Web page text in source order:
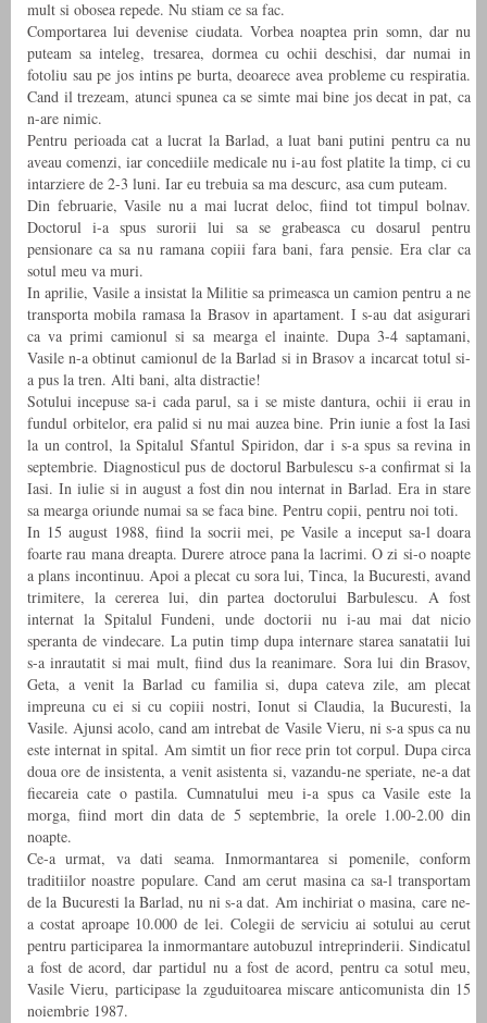
mult si obosea repede. Nu stiam ce sa fac.
Comportarea lui devenise ciudata. Vorbea noaptea prin somn, dar nu
puteam sa inteleg, tresarea, dormea cu ochii deschisi, dar numai in
fotoliu sau pe jos intins pe burta, deoarece avea probleme cu respiratia.
Cand il trezeam, atunci spunea ca se simte mai bine jos decat in pat, ca
n-are nimic.
Pentru perioada cat a lucrat la Barlad, a luat bani putini pentru ca nu
aveau comenzi, iar concediile medicale nu i-au fost platite la timp, ci cu
intarziere de 2-3 luni. Iar eu trebuia sa ma descurc, asa cum puteam.
Din februarie, Vasile nu a mai lucrat deloc, fiind tot timpul bolnav.
Doctorul i-a spus surorii lui sa se grabeasca cu dosarul pentru
pensionare ca sa nu ramana copiii fara bani, fara pensie. Era clar ca
sotul meu va muri.
In aprilie, Vasile a insistat la Militie sa primeasca un camion pentru a ne
transporta mobila ramasa la Brasov in apartament. I s-au dat asigurari
ca va primi camionul si sa mearga el inainte. Dupa 3-4 saptamani,
Vasile n-a obtinut camionul de la Barlad si in Brasov a incarcat totul si-
a pus la tren. Alti bani, alta distractie!
Sotului incepuse sa-i cada parul, sa i se miste dantura, ochii ii erau in
fundul orbitelor, era palid si nu mai auzea bine. Prin iunie a fost la Iasi
la un control, la Spitalul Sfantul Spiridon, dar i s-a spus sa revina in
septembrie. Diagnosticul pus de doctorul Barbulescu s-a confirmat si la
Iasi. In iulie si in august a fost din nou internat in Barlad. Era in stare
sa mearga oriunde numai sa se faca bine. Pentru copii, pentru noi toti.
In 15 august 1988, fiind la socrii mei, pe Vasile a inceput sa-l doara
foarte rau mana dreapta. Durere atroce pana la lacrimi. O zi si-o noapte
a plans incontinuu. Apoi a plecat cu sora lui, Tinca, la Bucuresti, avand
trimitere, la cererea lui, din partea doctorului Barbulescu. A fost
internat la Spitalul Fundeni, unde doctorii nu i-au mai dat nicio
speranta de vindecare. La putin timp dupa internare starea sanatatii lui
s-a inrautatit si mai mult, fiind dus la reanimare. Sora lui din Brasov,
Geta, a venit la Barlad cu familia si, dupa cateva zile, am plecat
impreuna cu ei si cu copiii nostri, Ionut si Claudia, la Bucuresti, la
Vasile. Ajunsi acolo, cand am intrebat de Vasile Vieru, ni s-a spus ca nu
este internat in spital. Am simtit un fior rece prin tot corpul. Dupa circa
doua ore de insistenta, a venit asistenta si, vazandu-ne speriate, ne-a dat
fiecareia cate o pastila. Cumnatului meu i-a spus ca Vasile este la
morga, fiind mort din data de 5 septembrie, la orele 1.00-2.00 din
noapte.
Ce-a urmat, va dati seama. Inmormantarea si pomenile, conform
traditiilor noastre populare. Cand am cerut masina ca sa-l transportam
de la Bucuresti la Barlad, nu ni s-a dat. Am inchiriat o masina, care ne-
a costat aproape 10.000 de lei. Colegii de serviciu ai sotului au cerut
pentru participarea la inmormantare autobuzul intreprinderii. Sindicatul
a fost de acord, dar partidul nu a fost de acord, pentru ca sotul meu,
Vasile Vieru, participase la zguduitoarea miscare anticomunista din 15
noiembrie 1987.